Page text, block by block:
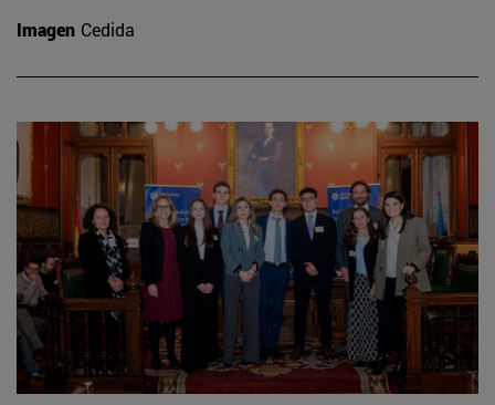
Imagen Cedida